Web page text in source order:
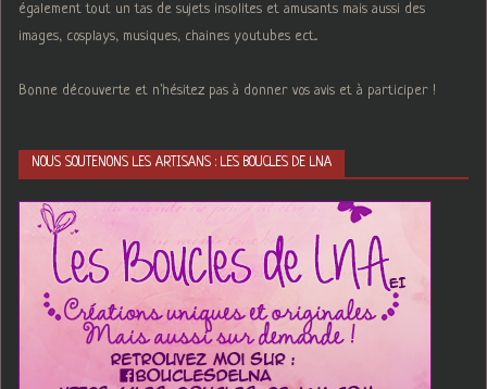
également tout un tas de sujets insolites et amusants mais aussi des
images, cosplays, musiques, chaines youtubes ect...
Bonne découverte et n'hésitez pas à donner vos avis et à participer !
NOUS SOUTENONS LES ARTISANS : LES BOUCLES DE LNA